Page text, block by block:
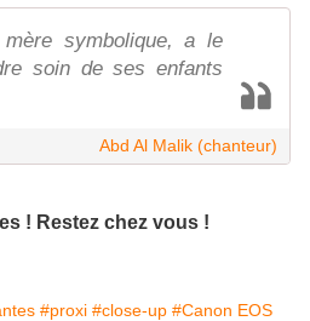
mère symbolique, a le
soin de ses enfants
Abd Al Malik (chanteur)
! Restez chez vous !
#proxi #close-up #Canon EOS